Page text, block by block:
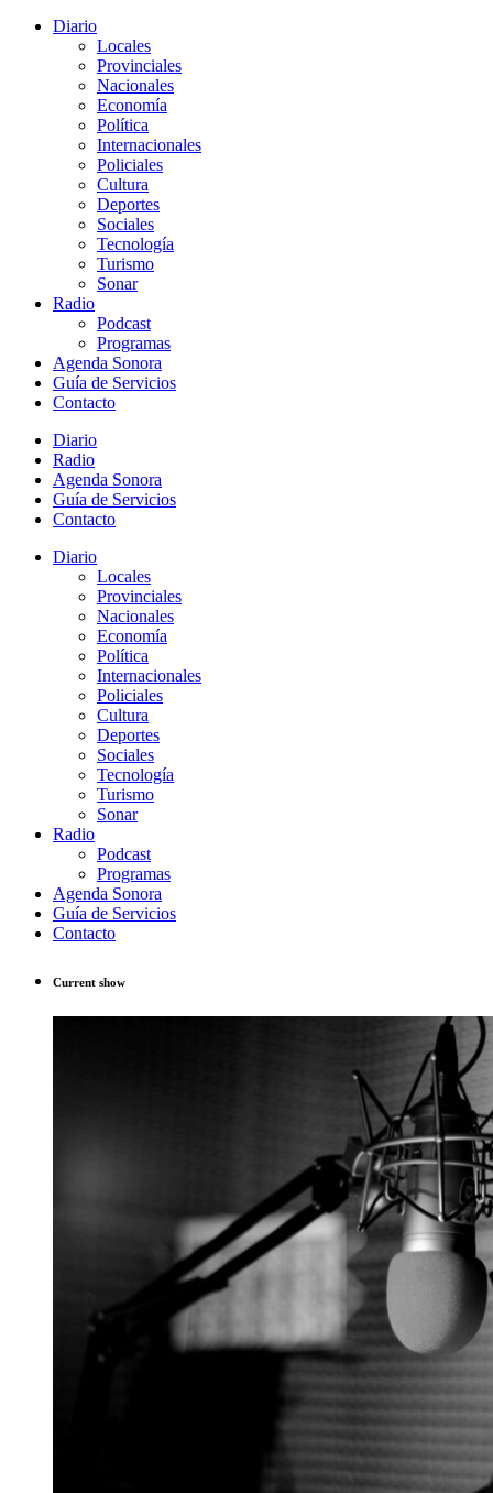
Diario
Locales
Provinciales
Nacionales
Economía
Política
Internacionales
Policiales
Cultura
Deportes
Sociales
Tecnología
Turismo
Sonar
Radio
Podcast
Programas
Agenda Sonora
Guía de Servicios
Contacto
Diario
Radio
Agenda Sonora
Guía de Servicios
Contacto
Diario
Locales
Provinciales
Nacionales
Economía
Política
Internacionales
Policiales
Cultura
Deportes
Sociales
Tecnología
Turismo
Sonar
Radio
Podcast
Programas
Agenda Sonora
Guía de Servicios
Contacto
Current show